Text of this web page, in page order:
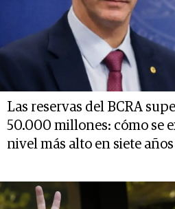
Las reservas del BCRA
50.000 millones: cómo se
nivel más alto en siete años